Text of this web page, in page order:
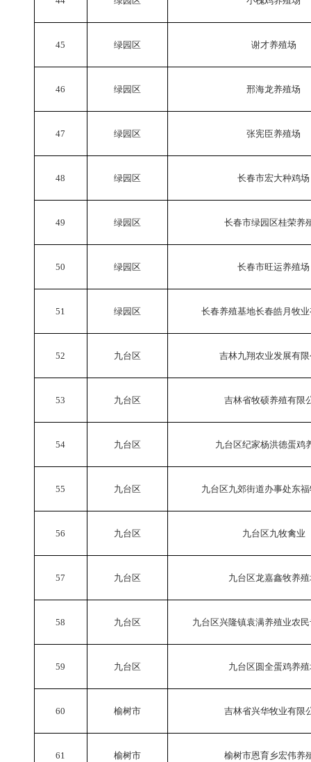
45 绿园区 谢才养殖场
46 绿园区 邢海龙养殖场
47 绿园区 张宪臣养殖场
48 绿园区 长春市宏大种鸡场
49 绿园区 长春市绿园区桂荣养
50 绿园区 长春市旺运养殖场
51 绿园区 长春养殖基地长春皓月牧
52 九台区 吉林九翔农业发展有
53 九台区 吉林省牧硕养殖有限
54 九台区 九台区纪家杨洪德蛋鸡
55 九台区 九台区九郊街道办事处东
56 九台区 九台区九牧禽业
57 九台区 九台区龙嘉鑫牧养
58 九台区 九台区兴隆镇袁满养殖业农
59 九台区 九台区圆全蛋鸡养
60 榆树市 吉林省兴华牧业有限
61 榆树市 榆树市恩育乡宏伟养